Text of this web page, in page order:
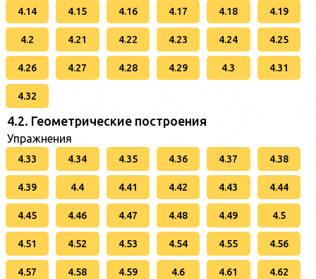
4.14 4.15 4.16 4.17 4.18 4.19
4.2 4.21 4.22 4.23 4.24 4.25
4.26 4.27 4.28 4.29 4.3 4.31
4.32
4.2. Геометрические построения
Упражнения
4.33 4.34 4.35 4.36 4.37 4.38
4.39 4.4 4.41 4.42 4.43 4.44
4.45 4.46 4.47 4.48 4.49 4.5
4.51 4.52 4.53 4.54 4.55 4.56
4.57 4.58 4.59 4.6 4.61 4.62